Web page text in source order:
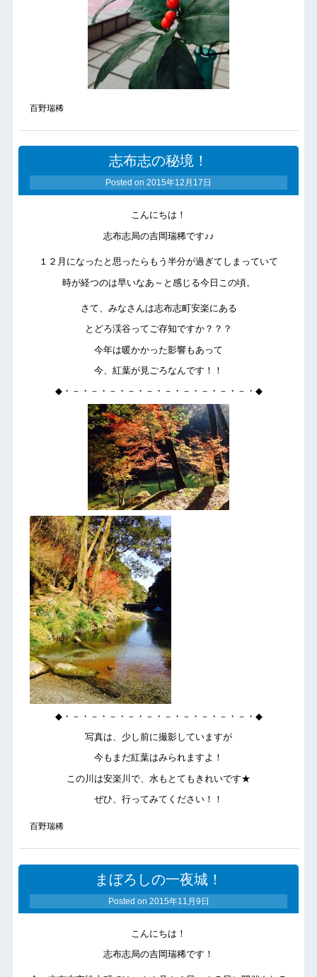
百野瑞稀
志布志の秘境！
Posted on 2015年12月17日
こんにちは！
志布志局の吉岡瑞稀です♪♪
１２月になったと思ったらもう半分が過ぎてしまっていて
時が経つのは早いなあ～と感じる今日この頃。
さて、みなさんは志布志町安楽にある
とどろ渓谷ってご存知ですか？？？
今年は暖かかった影響もあって
今、紅葉が見ごろなんです！！
◆・－・－・－・－・－・－・－・－・－・－・◆
◆・－・－・－・－・－・－・－・－・－・－・◆
写真は、少し前に撮影していますが
今もまだ紅葉はみられますよ！
この川は安楽川で、水もとてもきれいです★
ぜひ、行ってみてください！！
百野瑞稀
まぼろしの一夜城！
Posted on 2015年11月9日
こんにちは！
志布志局の吉岡瑞稀です！